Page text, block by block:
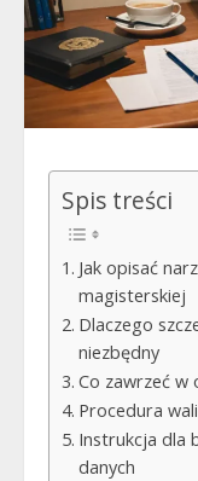
Spis treści
Jak opisać
magisterskiej
Dlaczego
niezbędny
Co zawrzeć w
Procedura
Instrukcja dla
danych